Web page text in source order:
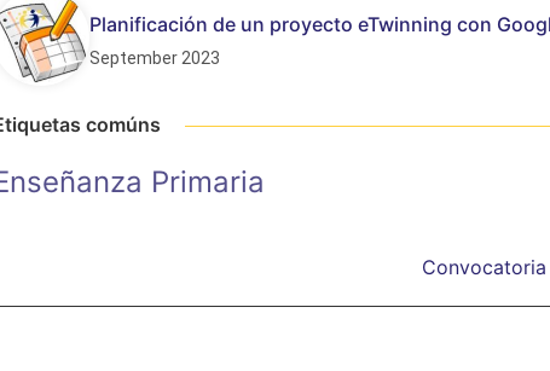
Planificación de un proyecto eTwinning con
September 2023
comúns
Primaria